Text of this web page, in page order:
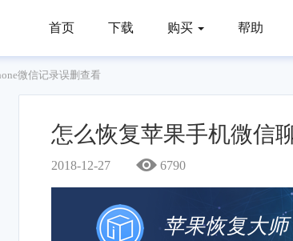
首页 下载 购买 帮助
微信记录误删查看
怎么恢复苹果手机微信
2018-12-27 6790
苹果恢复大师